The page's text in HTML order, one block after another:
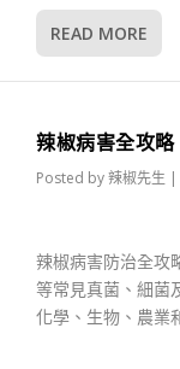
READ MORE
辣椒病害全攻
Posted by辣椒先生 |
辣椒病害防治全攻
等常見真菌、細菌
化學、生物、農業